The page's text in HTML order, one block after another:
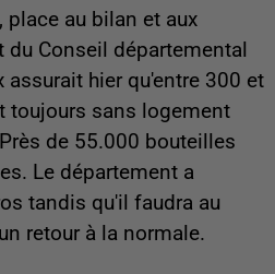
au bilan et aux
Conseil départemental
assurait hier qu'entre 300 et
toujours sans logement
de 55.000 bouteilles
Le département a
tandis qu'il faudra au
retour à la normale.